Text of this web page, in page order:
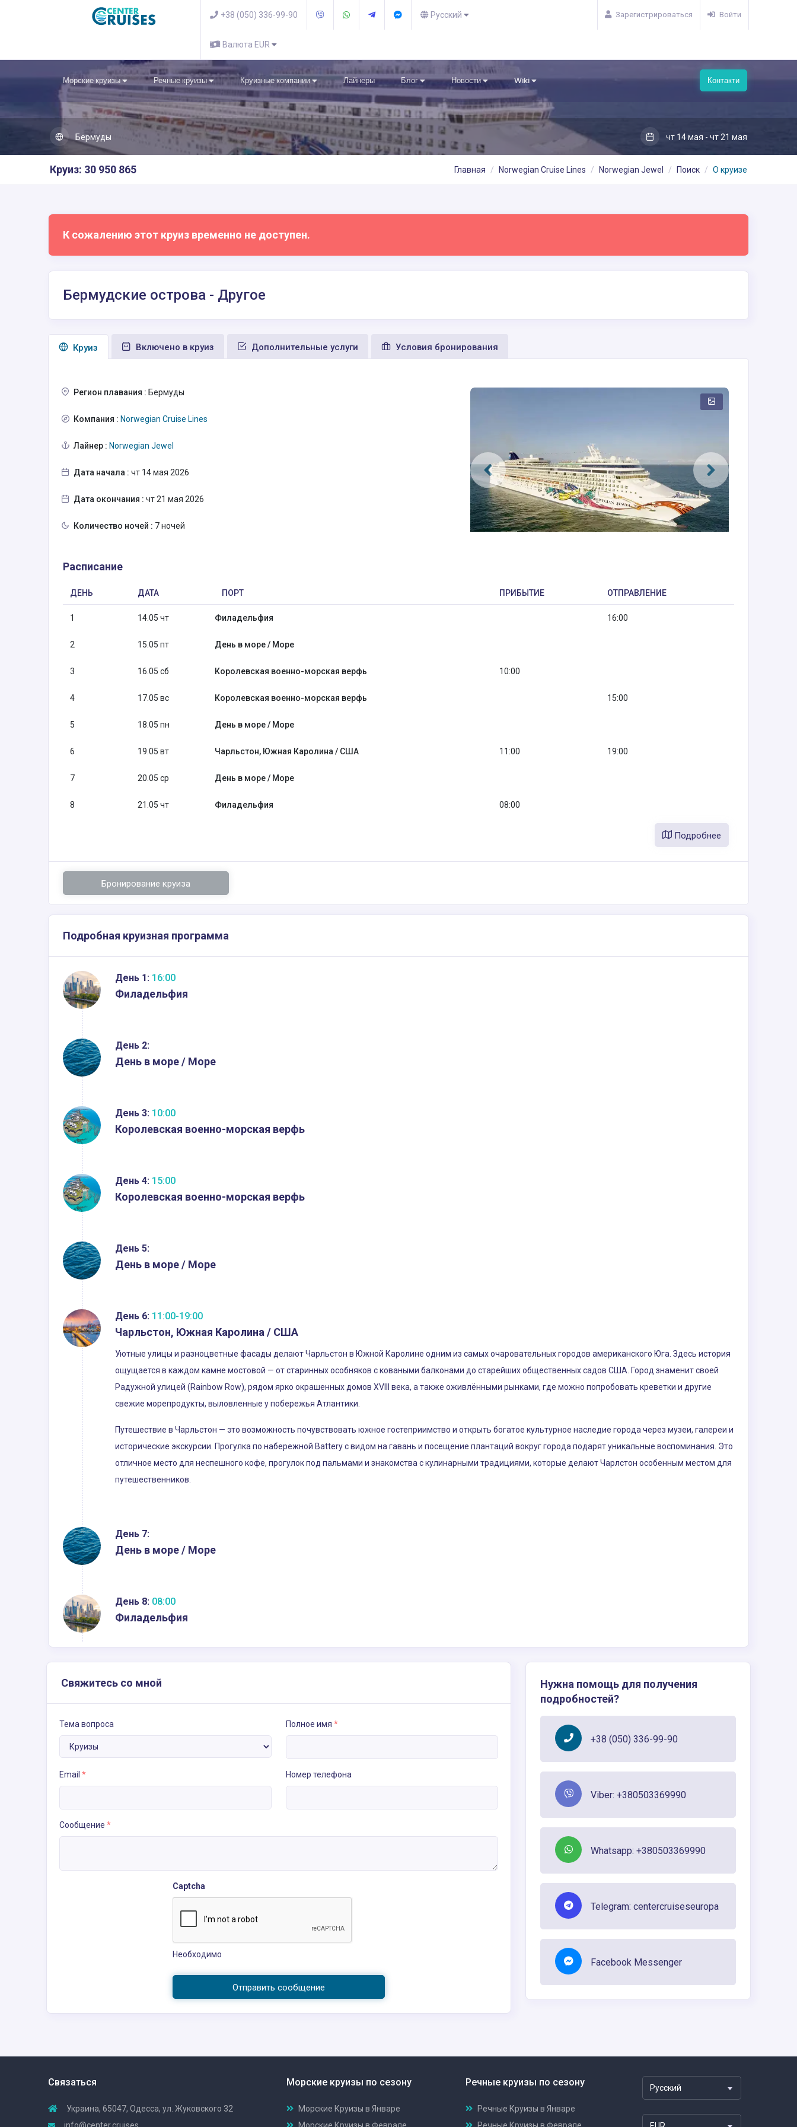
+38 (050) 336-99-90 Русский
Валюта EUR
Зарегистрироваться Войти
Морские круизы Речные круизы Круизные компании Лайнеры Блог Новости Wiki Контакти
Бермуды чт 14 мая - чт 21 мая
Круиз: 30 950 865 Главная Norwegian Cruise Lines Norwegian Jewel Поиск О круизе
К сожалению этот круиз временно не доступен.
Бермудские острова - Другое
Круиз Включено в круиз Дополнительные услуги Условия бронирования
Регион плавания : Бермуды
Компания : Norwegian Cruise Lines
Лайнер : Norwegian Jewel
Дата начала : чт 14 мая 2026
Дата окончания : чт 21 мая 2026
Количество ночей : 7 ночей
Расписание
ДЕНЬ ДАТА ПОРТ ПРИБЫТИЕ ОТПРАВЛЕНИЕ
1 14.05 чт Филадельфия 16:00
2 15.05 пт День в море / Море
3 16.05 сб Королевская военно-морская верфь 10:00
4 17.05 вс Королевская военно-морская верфь 15:00
5 18.05 пн День в море / Море
6 19.05 вт Чарльстон, Южная Каролина / США 11:00 19:00
7 20.05 ср День в море / Море
8 21.05 чт Филадельфия 08:00
Подробнее
Бронирование круиза
Подробная круизная программа
День 1: 16:00
Филадельфия
День 2:
День в море / Море
День 3: 10:00
Королевская военно-морская верфь
День 4: 15:00
Королевская военно-морская верфь
День 5:
День в море / Море
День 6: 11:00-19:00
Чарльстон, Южная Каролина / США
Уютные улицы и разноцветные фасады делают Чарльстон в Южной Каролине одним из самых очаровательных городов американского Юга. Здесь история
ощущается в каждом камне мостовой — от старинных особняков с коваными балконами до старейших общественных садов США. Город знаменит своей
Радужной улицей (Rainbow Row), рядом ярко окрашенных домов XVIII века, а также оживлёнными рынками, где можно попробовать креветки и другие
свежие морепродукты, выловленные у побережья Атлантики.
Путешествие в Чарльстон — это возможность почувствовать южное гостеприимство и открыть богатое культурное наследие города через музеи, галереи и
исторические экскурсии. Прогулка по набережной Battery с видом на гавань и посещение плантаций вокруг города подарят уникальные воспоминания. Это
отличное место для неспешного кофе, прогулок под пальмами и знакомства с кулинарными традициями, которые делают Чарлстон особенным местом для
путешественников.
День 7:
День в море / Море
День 8: 08:00
Филадельфия
Свяжитесь со мной
Тема вопроса Полное имя *
Email * Номер телефона
Сообщение *
Captcha
Необходимо
Отправить сообщение
Нужна помощь для получения
подробностей?
+38 (050) 336-99-90
Viber: +380503369990
Whatsapp: +380503369990
Telegram: centercruiseseuropa
Facebook Messenger
Связаться
Украина, 65047, Одесса, ул. Жуковского 32
info@center.cruises
Морские круизы по сезону
Морские Круизы в Январе
Морские Круизы в Феврале
Речные круизы по сезону
Речные Круизы в Январе
Речные Круизы в Феврале
Русский